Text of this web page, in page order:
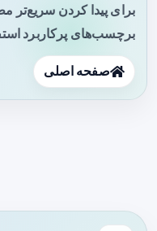
برای پیدا کردن سریع‌تر
برچسب‌های پرکاربرد
صفحه اصلی